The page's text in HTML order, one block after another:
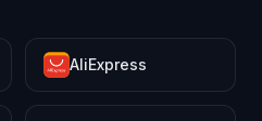
AliExpress